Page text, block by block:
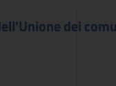
dei